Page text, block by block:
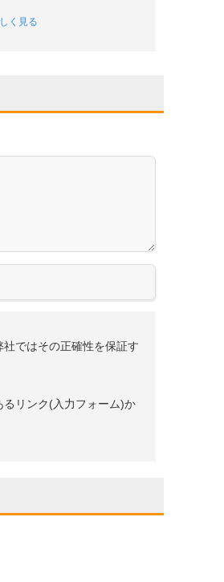
く見る
ではその正確性を保証す
リンク(入力フォーム)か